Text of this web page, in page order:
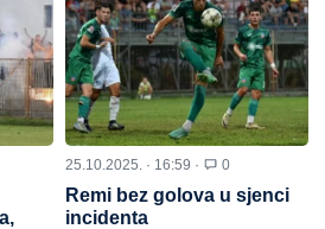
25.10.2025. · 16:59 · 0
Remi bez golova u sjenci
incidenta